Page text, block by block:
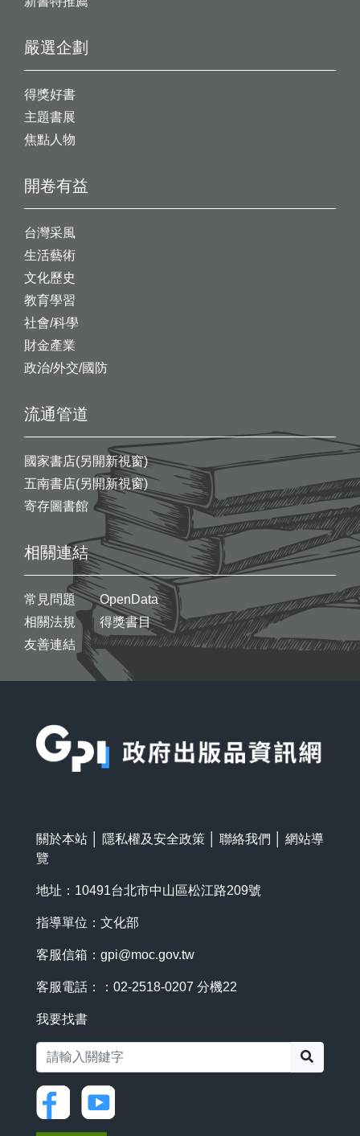
開卷有益
台灣采風
生活藝術
文化歷史
教育學習
社會/科學
財金產業
政治/外交/國防
嚴選企劃
得獎好書
主題書展
焦點人物
流通管道
國家書店(另開新視窗)
五南書店(另開新視窗)
寄存圖書館
相關連結
常見問題
相關法規
友善連結
OpenData
得獎書目
關於本站 隱私權及安全政策 聯絡我們
網站導
覽
地址：10491台北市中山區松江路209號
指導單位：文化部
客服信箱： gpi@moc.gov.tw
客服電話：：02-2518-0207 分機22
我要找書